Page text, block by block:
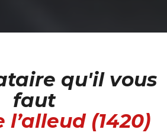
qu'il vous
faut
l’alleud (1420)